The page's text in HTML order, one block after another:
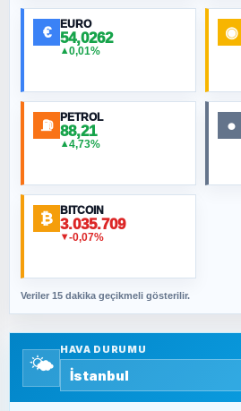
MURAT ÖZKAN
NURETTIN BÖLÜK
ORHAN KILIÇOĞLU
Fahişeye beyinli bir
SAVAŞ ŞAHİN
SEYFULLAH ÇİÇEK
€ EURO
54,0262
▲0,01%
◉
⛽ PETROL
88,21
▲4,73%
●
₿ BITCOIN
3.035.709
▼-0,07%
Veriler 15 dakika geçikmeli gösterilir.
🌤️
HAVA DURUMU